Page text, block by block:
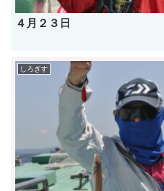
４月２３日
しろぎす